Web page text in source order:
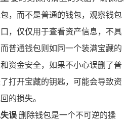
，而不是普通的钱包，观察钱包
，仅仅用于查看资产信息，不具
普通钱包则如同一个装满宝藏的
资金安全，如果不小心误删了普
打开宝藏的钥匙，可能会导致资
的损失。
误 删除钱包是一个不可逆的操